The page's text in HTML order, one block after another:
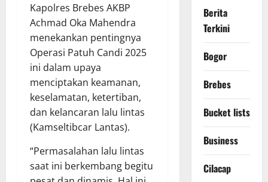
Kapolres Brebes AKBP
Achmad Oka Mahendra
menekankan pentingnya
Operasi Patuh Candi 2025
ini dalam upaya
menciptakan keamanan,
keselamatan, ketertiban,
dan kelancaran lalu lintas
(Kamseltibcar Lantas).
“Permasalahan lalu lintas
saat ini berkembang begitu
Berita
Terkini
Bogor
Brebes
Bucket lists
Business
Cilacap